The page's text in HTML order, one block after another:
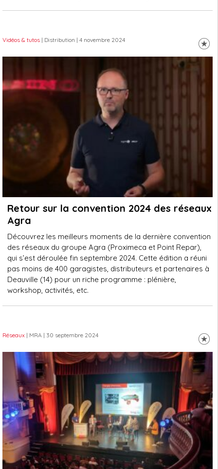
Vidéos & tutos | Distribution | 4 novembre 2024
Retour sur la convention 2024 des réseaux
Agra
Découvrez les meilleurs moments de la dernière convention
des réseaux du groupe Agra (Proximeca et Point Repar),
qui s’est déroulée fin septembre 2024. Cette édition a réuni
pas moins de 400 garagistes, distributeurs et partenaires à
Deauville (14) pour un riche programme : plénière,
workshop, activités, etc.
Réseaux | MRA | 30 septembre 2024